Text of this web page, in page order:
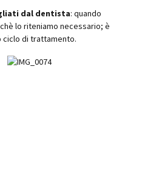
dal dentista: quando
lo riteniamo necessario; è
ciclo di trattamento.